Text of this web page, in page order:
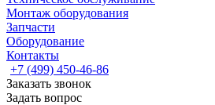
Монтаж оборудования
Запчасти
Оборудование
Контакты
+7 (499) 450-46-86
Заказать звонок
Задать вопрос